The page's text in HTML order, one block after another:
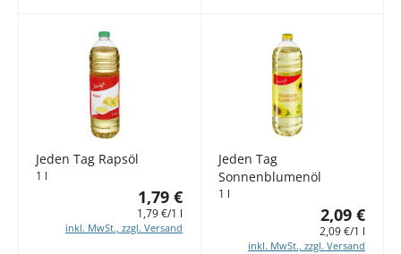
Jeden Tag Rapsöl
1 l
1,79 €
1,79 €/1 l
inkl. MwSt., zzgl. Versand
Jeden Tag
Sonnenblumenöl
1 l
2,09 €
2,09 €/1 l
inkl. MwSt., zzgl. Versand